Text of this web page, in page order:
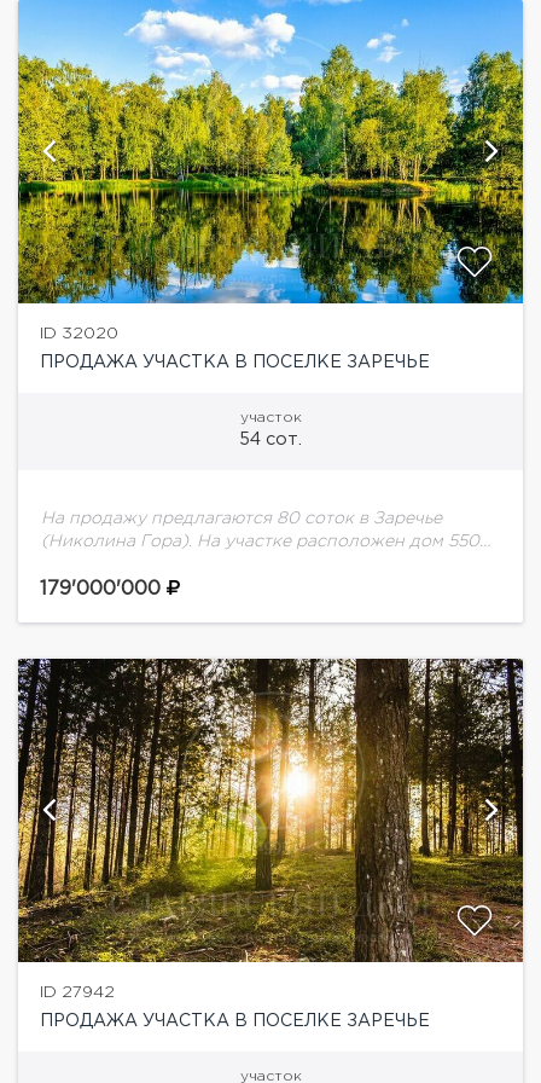
ID 32020
ПРОДАЖА УЧАСТКА В ПОСЕЛКЕ ЗАРЕЧЬЕ
участок
54 сот.
На продажу предлагаются 80 соток в Заречье
(Николина Гора). На участке расположен дом 550
179'000'000
ID 27942
ПРОДАЖА УЧАСТКА В ПОСЕЛКЕ ЗАРЕЧЬЕ
участок